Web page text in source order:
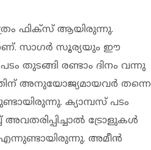
ഫിക്സ് ആയിരുന്നു.
സാഗർ സൂര്യയും ഈ
തുടങ്ങി രണ്ടാം ദിനം വന്നു
അനുയോജ്യമായവർ തന്നെ
ക്യാമ്പസ് പടം
ട്രോളുകൾ
അമീൻ